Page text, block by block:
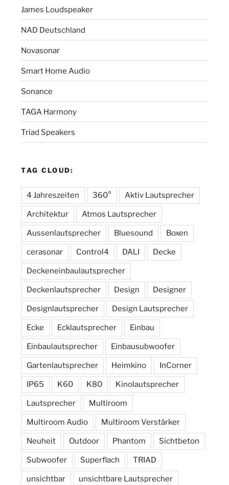
James Loudspeaker
NAD Deutschland
Novasonar
Smart Home Audio
Sonance
TAGA Harmony
Triad Speakers
TAG CLOUD:
4 Jahreszeiten 360° Aktiv Lautsprecher
Architektur Atmos Lautsprecher
Aussenlautsprecher Bluesound Boxen
cerasonar Control4 DALI Decke
Deckeneinbaulautsprecher
Deckenlautsprecher Design Designer
Designlautsprecher Design Lautsprecher
Ecke Ecklautsprecher Einbau
Einbaulautsprecher Einbausubwoofer
Gartenlautsprecher Heimkino InCorner
IP65 K60 K80 Kinolautsprecher
Lautsprecher Multiroom
Multiroom Audio Multiroom Verstärker
Neuheit Outdoor Phantom Sichtbeton
Subwoofer Superflach TRIAD
unsichtbar unsichtbare Lautsprecher